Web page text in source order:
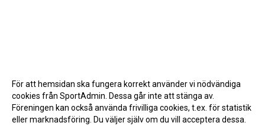
För att hemsidan ska fungera korrekt använder vi nödvändiga
cookies från SportAdmin. Dessa går inte att stänga av.
Föreningen kan också använda frivilliga cookies, t.ex. för statistik
eller marknadsföring. Du väljer själv om du vill acceptera dessa.